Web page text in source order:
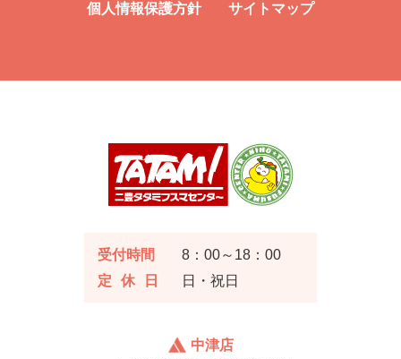
個人情報保護方針 サイトマップ
受付時間
8：00～18：00
定休日
日・祝日
中津店